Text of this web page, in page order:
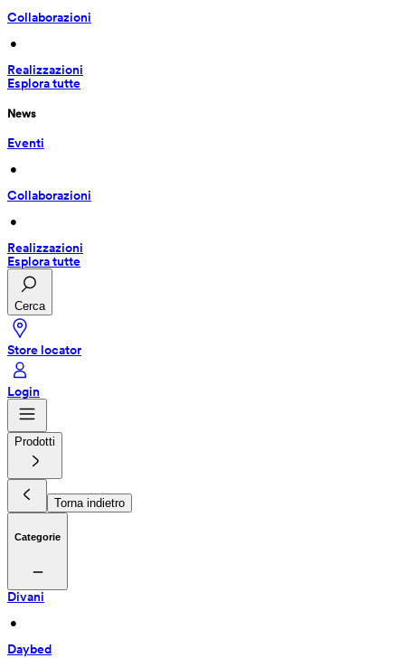
Collaborazioni
•
Realizzazioni
Esplora tutte
News
Eventi
•
Collaborazioni
•
Realizzazioni
Esplora tutte
Cerca
Store locator
Login
Prodotti
Torna indietro
Categorie
Divani
•
Daybed